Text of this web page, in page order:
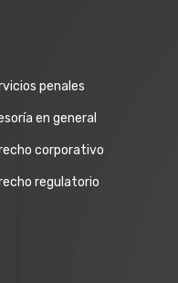
penales
en general
corporativo
regulatorio